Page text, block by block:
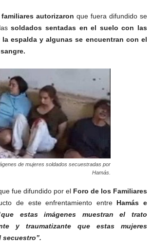
familiares autorizaron que fuera difundido se
soldados sentadas en el suelo con las
la espalda y algunas se encuentran con el
de mujeres soldados secuestradas por
Hamás.
fue difundido por el Foro de los Familiares
de este enfrentamiento entre Hamás e
que estas imágenes muestran el trato
y traumatizante que estas mujeres
secuestro”.